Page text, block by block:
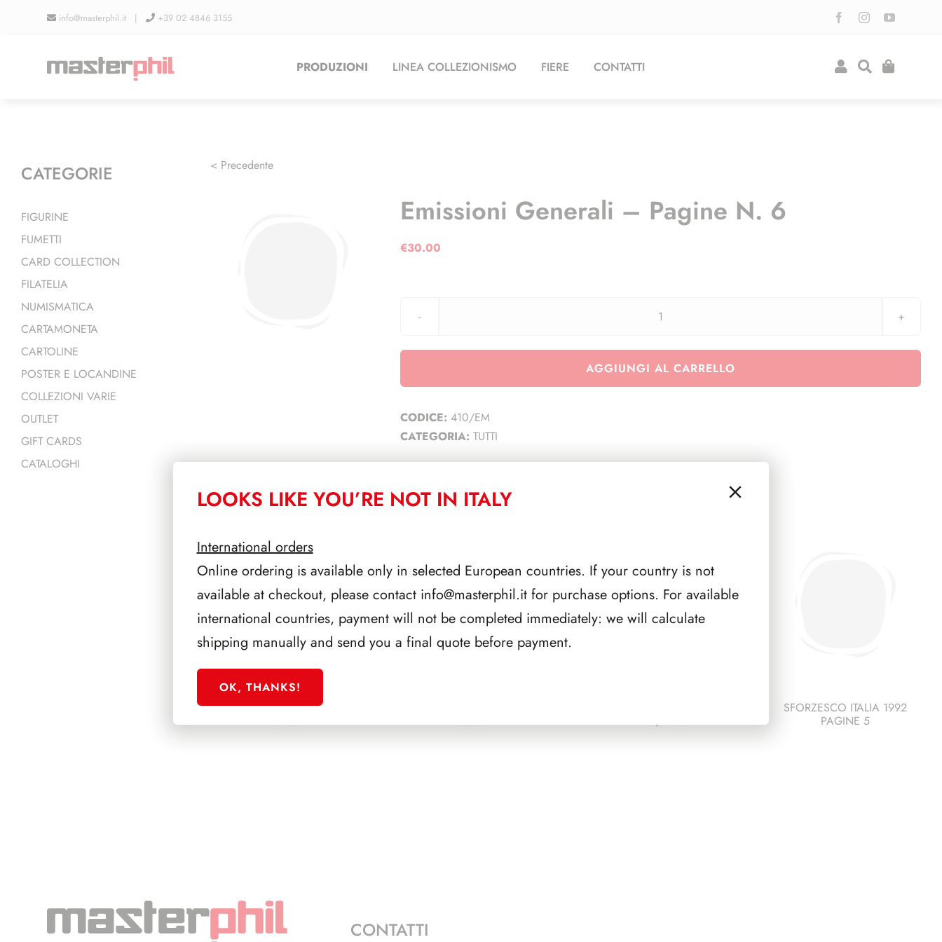
info@masterphil.it | +39 02 4846 3155
PRODUZIONI LINEA COLLEZIONISMO FIERE CONTATTI
< Precedente
Emissioni Generali – Pagine N. 6
€30.00
Emissioni
-
AGGIUNGI AL CARRELLO
CODICE: 410/EM
CATEGORIA: TUTTI
PRODOTTI CORRELATI
SFORZESCO ITALIA 1986
PAGINE 4
PAGINE 7
1945/1948
SFORZESCO ITALIA 1992
PAGINE 5
CATEGORIE
FIGURINE
FUMETTI
CARD COLLECTION
FILATELIA
NUMISMATICA
CARTAMONETA
CARTOLINE
POSTER E LOCANDINE
COLLEZIONI VARIE
OUTLET
GIFT CARDS
CATALOGHI
CONTATTI
LOOKS LIKE YOU’RE NOT IN ITALY
International orders
Online ordering is available only in selected European countries. If your country is not
available at checkout, please contact info@masterphil.itfor purchase options. For available
international countries, payment will not be completed immediately: we will calculate
shipping manually and send you a final quote before payment.
OK, THANKS!